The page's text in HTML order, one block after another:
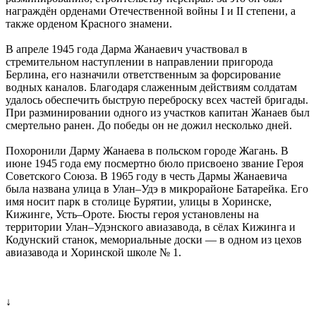
награждён орденами Отечественной войны I и II степени, а
также орденом Красного знамени.
В апреле 1945 года Дарма Жанаевич участвовал в
стремительном наступлении в направлении пригорода
Берлина, его назначили ответственным за форсирование
водных каналов. Благодаря слаженным действиям солдатам
удалось обеспечить быструю переброску всех частей бригады.
При разминировании одного из участков капитан Жанаев был
смертельно ранен. До победы он не дожил несколько дней.
Похоронили Дарму Жанаева в польском городе Жагань. В
июне 1945 года ему посмертно бюло присвоено звание Героя
Советского Союза. В 1965 году в честь Дармы Жанаевича
была названа улица в Улан–Удэ в микрорайоне Батарейка. Его
имя носит парк в столице Бурятии, улицы в Хоринске,
Кижинге, Усть–Ороте. Бюсты героя установлены на
территории Улан–Удэнского авиазавода, в сёлах Кижинга и
Кодунский станок, мемориальные доски — в одном из цехов
авиазавода и Хоринской школе № 1.
↓